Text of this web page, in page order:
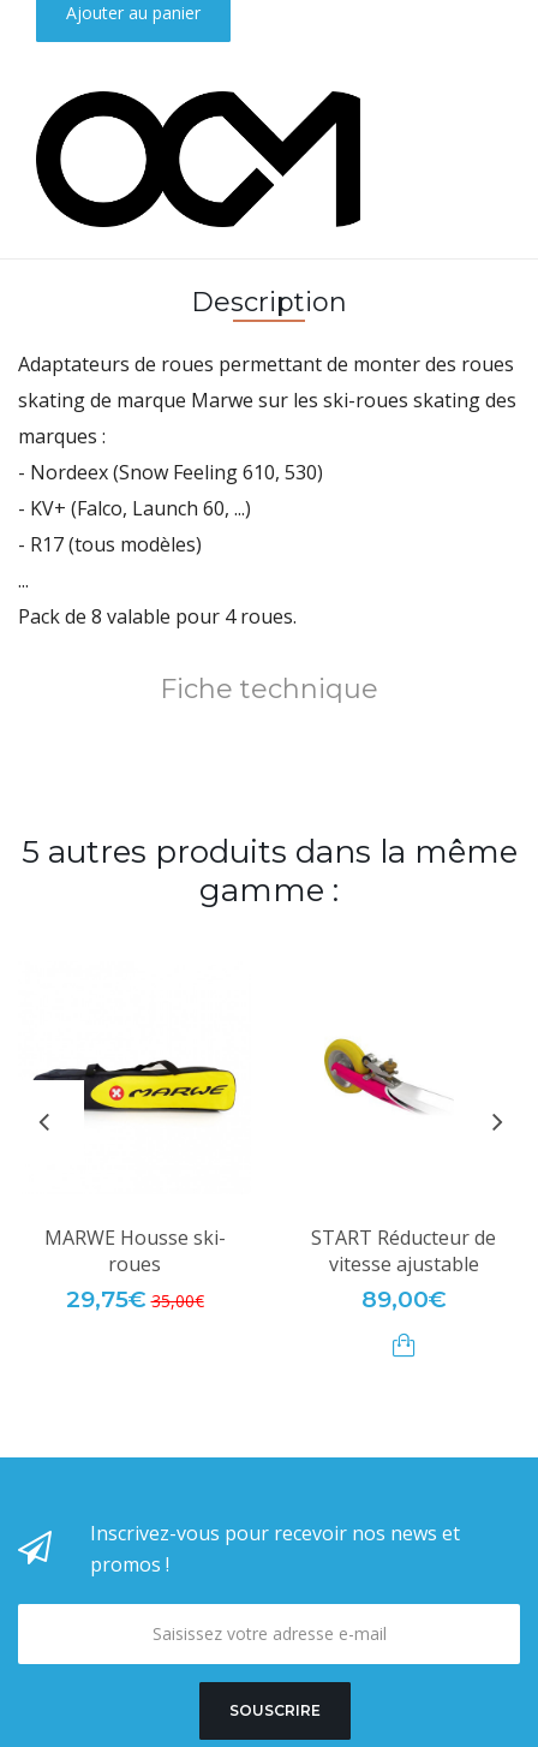
Ajouter au panier
Description
Adaptateurs de roues permettant de monter des roues
skating de marque Marwe sur les ski-roues skating des
marques :
- Nordeex (Snow Feeling 610, 530)
- KV+ (Falco, Launch 60, ...)
- R17 (tous modèles)
...
Pack de 8 valable pour 4 roues.
Fiche technique
5 autres produits dans la même
gamme :
MARWE Housse ski-
roues
29,75€ 35,00€
START Réducteur de
vitesse ajustable
89,00€
Inscrivez-vous pour recevoir nos news et
promos !
SOUSCRIRE